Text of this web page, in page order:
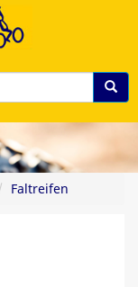
Faltreifen